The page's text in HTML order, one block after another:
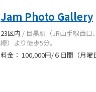
Jam Photo Gallery
23区内 / 目黒駅（JR山手線西口
線）より徒歩5分。
料金： 100,000円/６日間（月